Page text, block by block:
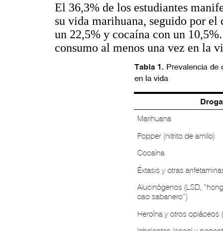
El 36,3% de los estudiantes
su vida marihuana, seguido por
un 22,5% y cocaína con un
consumo al menos una vez en la